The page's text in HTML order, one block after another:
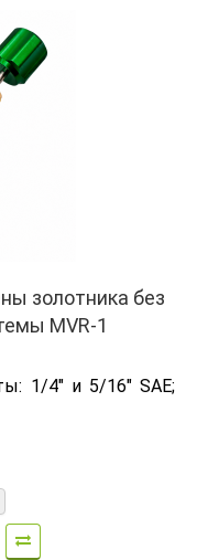
золотника без
MVR-1
1/4" и 5/16" SAE;